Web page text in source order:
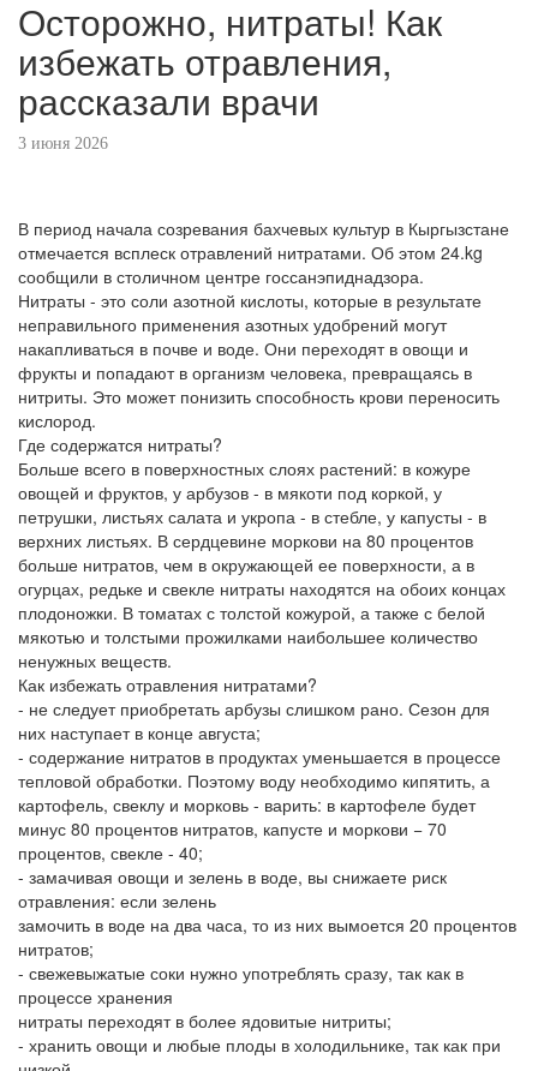
Осторожно, нитраты! Как
избежать отравления,
рассказали врачи
3 июня 2026
В период начала созревания бахчевых культур в Кыргызстане
отмечается всплеск отравлений нитратами. Об этом 24.kg
сообщили в столичном центре госсанэпиднадзора.
Нитраты - это соли азотной кислоты, которые в результате
неправильного применения азотных удобрений могут
накапливаться в почве и воде. Они переходят в овощи и
фрукты и попадают в организм человека, превращаясь в
нитриты. Это может понизить способность крови переносить
кислород.
Где содержатся нитраты?
Больше всего в поверхностных слоях растений: в кожуре
овощей и фруктов, у арбузов - в мякоти под коркой, у
петрушки, листьях салата и укропа - в стебле, у капусты - в
верхних листьях. В сердцевине моркови на 80 процентов
больше нитратов, чем в окружающей ее поверхности, а в
огурцах, редьке и свекле нитраты находятся на обоих концах
плодоножки. В томатах с толстой кожурой, а также с белой
мякотью и толстыми прожилками наибольшее количество
ненужных веществ.
Как избежать отравления нитратами?
- не следует приобретать арбузы слишком рано. Сезон для
них наступает в конце августа;
- содержание нитратов в продуктах уменьшается в процессе
тепловой обработки. Поэтому воду необходимо кипятить, а
картофель, свеклу и морковь - варить: в картофеле будет
минус 80 процентов нитратов, капусте и моркови − 70
процентов, свекле - 40;
- замачивая овощи и зелень в воде, вы снижаете риск
отравления: если зелень
замочить в воде на два часа, то из них вымоется 20 процентов
нитратов;
- свежевыжатые соки нужно употреблять сразу, так как в
процессе хранения
нитраты переходят в более ядовитые нитриты;
- хранить овощи и любые плоды в холодильнике, так как при